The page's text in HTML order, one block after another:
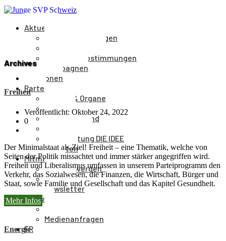
Aktuelles
Medienmitteilungen
Parolen & Abstimmungen
Kampagnen
Positionen
Partei
Aufbau & Organe
Kantone
Parteivorstand
Parteizeitung DIE IDEE
Statuten
Mitmachen
Mitglied werden
Spenden
Newsletter
Kontakt
Medienanfragen
FR
Archives
Freiheit
Veröffentlicht: Oktober 24, 2022
0
Der Minimalstaat als Ziel! Freiheit – eine Thematik, welche von
Seiten der Politik missachtet und immer stärker angegriffen wird.
Freiheit und Liberalismus umfassen in unserem Parteiprogramm den
Verkehr, das Sozialwesen, die Finanzen, die Wirtschaft, Bürger und
Staat, sowie Familie und Gesellschaft und das Kapitel Gesundheit.
Mehr Infos
Energie